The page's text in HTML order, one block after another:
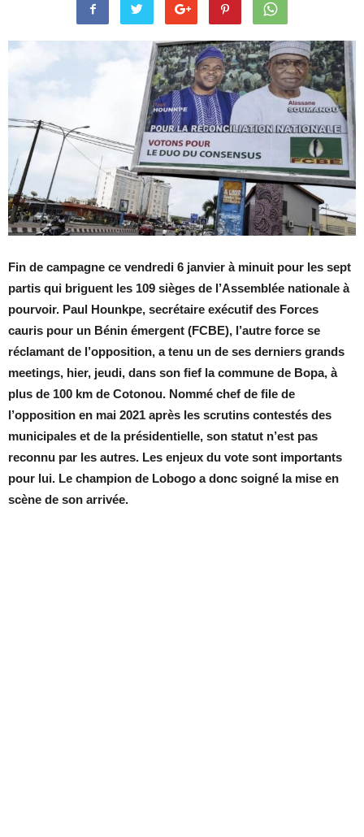
Fin de campagne ce vendredi 6 janvier à minuit pour les sept
partis qui briguent les 109 sièges de l’Assemblée nationale à
pourvoir. Paul Hounkpe, secrétaire exécutif des Forces
cauris pour un Bénin émergent (FCBE), l’autre force se
réclamant de l’opposition, a tenu un de ses derniers grands
meetings, hier, jeudi, dans son fief la commune de Bopa, à
plus de 100 km de Cotonou. Nommé chef de file de
l’opposition en mai 2021 après les scrutins contestés des
municipales et de la présidentielle, son statut n’est pas
reconnu par les autres. Les enjeux du vote sont importants
pour lui. Le champion de Lobogo a donc soigné la mise en
scène de son arrivée.